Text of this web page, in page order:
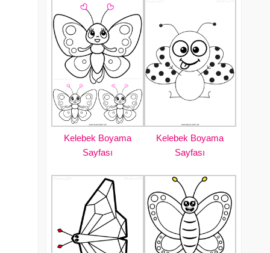
Kelebek Boyama
Sayfası
Kelebek Boyama
Sayfası